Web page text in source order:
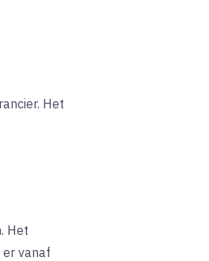
Het
Het
vanaf